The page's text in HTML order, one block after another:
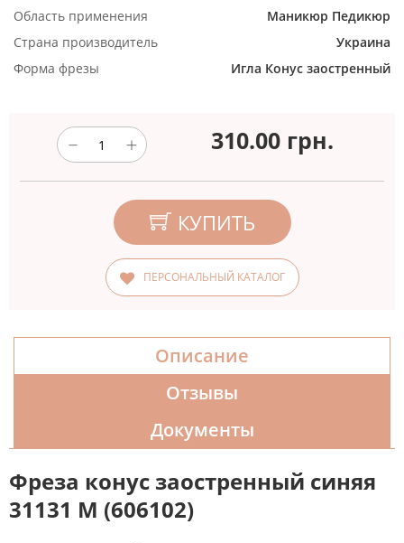
Область применения
Маникюр Педикюр
Страна производитель
Украина
Форма фрезы
Игла Конус заостренный
310.00 грн.
КУПИТЬ
ПЕРСОНАЛЬНЫЙ КАТАЛОГ
Описание
Отзывы
Документы
Фреза конус заостренный синяя
31131 М (606102)